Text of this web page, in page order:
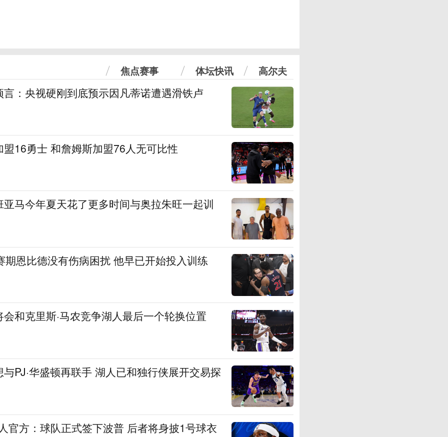
焦点赛事 体坛快讯 高尔夫
：央视硬刚到底预示因凡蒂诺遭遇滑铁卢
16勇士 和詹姆斯加盟76人无可比性
马今年夏天花了更多时间与奥拉朱旺一起训
期恩比德没有伤病困扰 他早已开始投入训练
和克里斯·马农竞争湖人最后一个轮换位置
PJ·华盛顿再联手 湖人已和独行侠展开交易探
官方：球队正式签下波普 后者将身披1号球衣